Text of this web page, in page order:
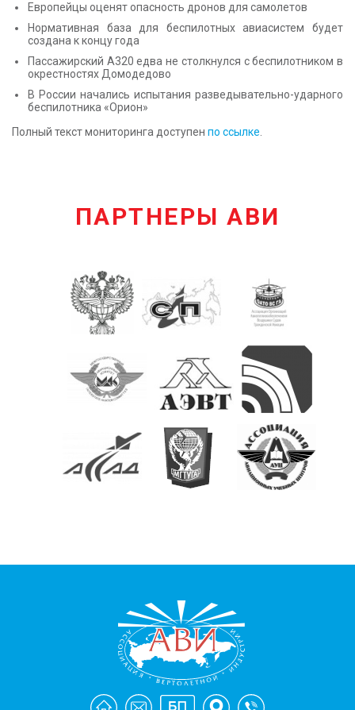
Европейцы оценят опасность дронов для самолетов
Нормативная база для беспилотных авиасистем будет
создана к концу года
Пассажирский А320 едва не столкнулся с беспилотником в
окрестностях Домодедово
В России начались испытания разведывательно-ударного
беспилотника «Орион»
Полный текст мониторинга доступен по ссылке
ПАРТНЕРЫ АВИ